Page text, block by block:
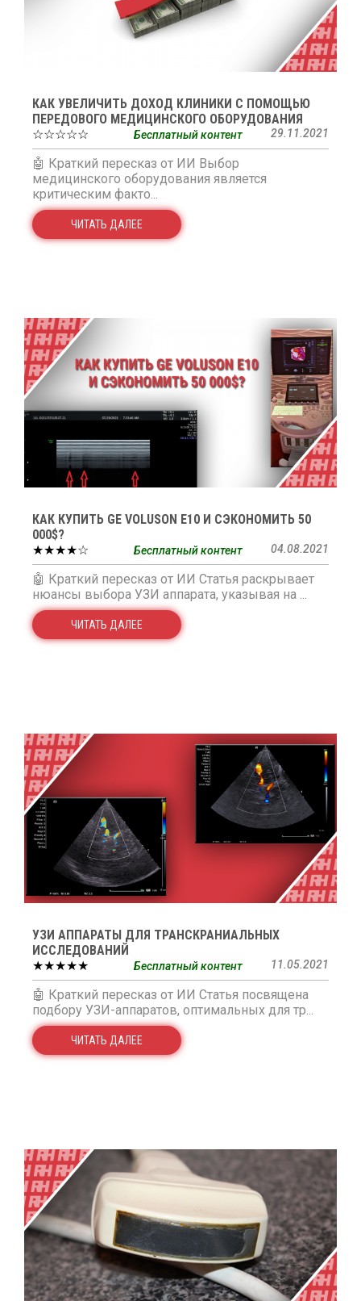
КАК УВЕЛИЧИТЬ ДОХОД КЛИНИКИ С ПОМОЩЬЮ
ПЕРЕДОВОГО МЕДИЦИНСКОГО ОБОРУДОВАНИЯ
☆☆☆☆☆
29.11.2021
Бесплатный контент
🤖 Краткий пересказ от ИИ Выбор
медицинского оборудования является
критическим факто...
ЧИТАТЬ ДАЛЕЕ
КАК КУПИТЬ GE VOLUSON E10 И СЭКОНОМИТЬ 50
000$?
★★★★☆
04.08.2021
Бесплатный контент
🤖 Краткий пересказ от ИИ Статья раскрывает
нюансы выбора УЗИ аппарата, указывая на ...
ЧИТАТЬ ДАЛЕЕ
УЗИ АППАРАТЫ ДЛЯ ТРАНСКРАНИАЛЬНЫХ
ИССЛЕДОВАНИЙ
★★★★★
11.05.2021
Бесплатный контент
🤖 Краткий пересказ от ИИ Статья посвящена
подбору УЗИ-аппаратов, оптимальных для тр...
ЧИТАТЬ ДАЛЕЕ